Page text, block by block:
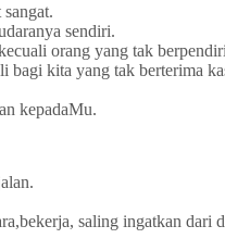
sendiri.
orang yang tak
bagi kita yang tak berterima
kepadaMu.
saling ingatkan dari